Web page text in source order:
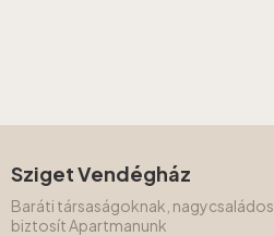
Sziget Vendégház
Baráti társaságoknak,
biztosít Apartmanunk